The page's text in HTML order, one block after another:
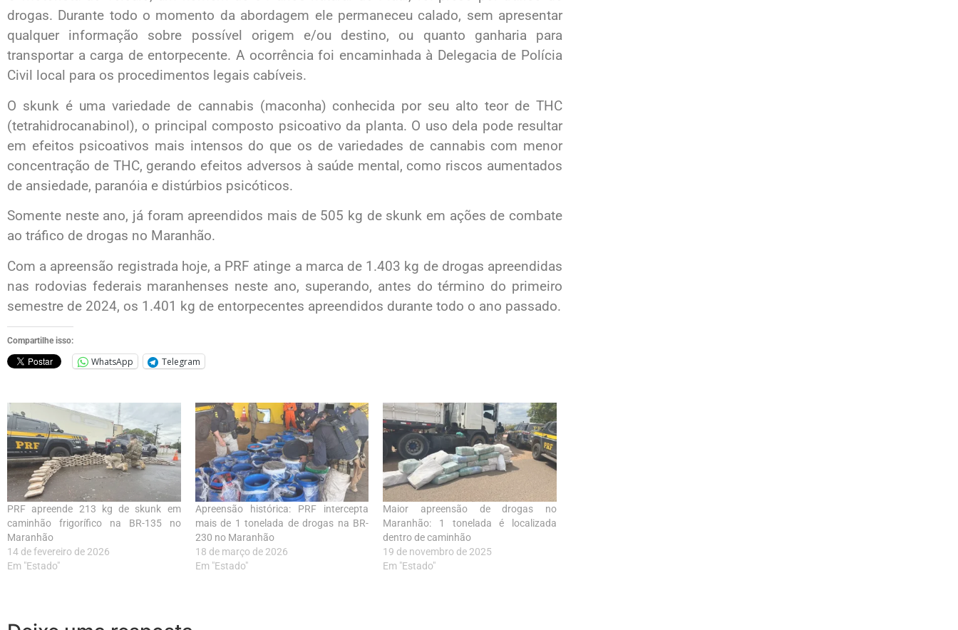
drogas. Durante todo o momento da abordagem ele permaneceu calado, sem apresentar
qualquer informação sobre possível origem e/ou destino, ou quanto ganharia para
transportar a carga de entorpecente. A ocorrência foi encaminhada à Delegacia de Polícia
Civil local para os procedimentos legais cabíveis.
O skunk é uma variedade de cannabis (maconha) conhecida por seu alto teor de THC
(tetrahidrocanabinol), o principal composto psicoativo da planta. O uso dela pode resultar
em efeitos psicoativos mais intensos do que os de variedades de cannabis com menor
concentração de THC, gerando efeitos adversos à saúde mental, como riscos aumentados
de ansiedade, paranóia e distúrbios psicóticos.
Somente neste ano, já foram apreendidos mais de 505 kg de skunk em ações de combate
ao tráfico de drogas no Maranhão.
Com a apreensão registrada hoje, a PRF atinge a marca de 1.403 kg de drogas apreendidas
nas rodovias federais maranhenses neste ano, superando, antes do término do primeiro
semestre de 2024, os 1.401 kg de entorpecentes apreendidos durante todo o ano passado.
Compartilhe isso:
WhatsApp Telegram
PRF apreende 213 kg de skunk em
caminhão frigorífico na BR-135 no
Maranhão
14 de fevereiro de 2026
Em "Estado"
Apreensão histórica: PRF intercepta
mais de 1 tonelada de drogas na BR-
230 no Maranhão
18 de março de 2026
Em "Estado"
Maior apreensão de drogas no
Maranhão: 1 tonelada é localizada
dentro de caminhão
19 de novembro de 2025
Em "Estado"